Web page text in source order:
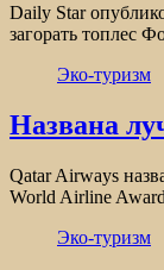
Daily Star
загорать топлес
Эко-туризм
Названа
Qatar Airways
World Airline
Эко-туризм